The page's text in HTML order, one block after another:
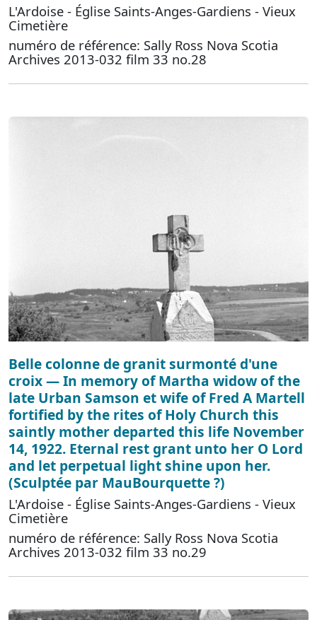
L'Ardoise - Église Saints-Anges-Gardiens - Vieux
Cimetière
numéro de référence: Sally Ross Nova Scotia
Archives 2013-032 film 33 no.28
Belle colonne de granit surmonté d'une
croix — In memory of Martha widow of the
late Urban Samson et wife of Fred A Martell
fortified by the rites of Holy Church this
saintly mother departed this life November
14, 1922. Eternal rest grant unto her O Lord
and let perpetual light shine upon her.
(Sculptée par MauBourquette ?)
L'Ardoise - Église Saints-Anges-Gardiens - Vieux
Cimetière
numéro de référence: Sally Ross Nova Scotia
Archives 2013-032 film 33 no.29